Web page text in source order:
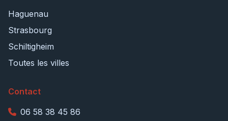
Haguenau
Strasbourg
Schiltigheim
Toutes les villes
Contact
06 58 38 45 86